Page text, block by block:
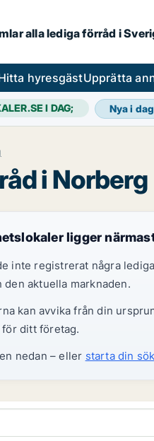
alla lediga förråd i
hyresgästUpprätta
I DAG; Nya i dag
i Norberg
ligger
inte registrerat några
aktuella marknaden.
kan avvika från din
ditt företag.
nedan – eller starta din